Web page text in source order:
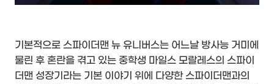
기본적으로 스파이더맨 뉴 유니버스는 어느날 방사능 거미에
물린 후 혼란을 겪고 있는 중학생 마일스 모랄레스의 스파이
더맨 성장기라는 기본 이야기 위에 다양한 스파이더맨과의